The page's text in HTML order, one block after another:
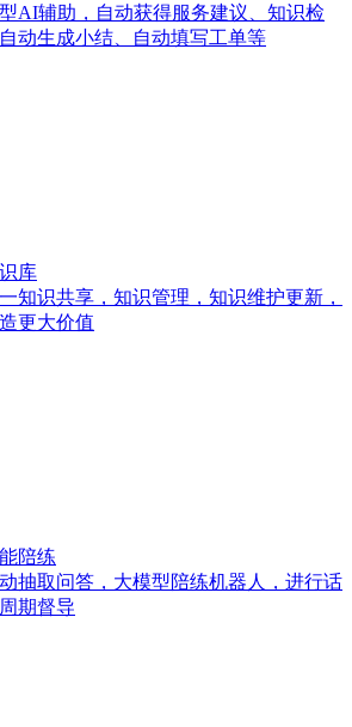
AI辅助，自动获得服务建议、知识检
动生成小结、自动填写工单等
库
知识共享，知识管理，知识维护更新，
更大价值
陪练
抽取问答，大模型陪练机器人，进行话
期督导